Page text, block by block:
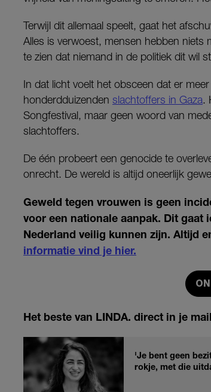
Terwijl dit allemaal speelt, gaat het
Alles is verwoest, mensen hebben niets
te zien dat niemand in de politiek dit wil
In dat licht voelt het obsceen dat er
honderdduizenden slachtoffers in Gaza.
Songfestival, maar geen woord van
slachtoffers.
De één probeert een genocide te
onrecht. De wereld is altijd oneerlijk
Geweld tegen vrouwen is geen
voor een nationale aanpak. Dit gaat
Nederland veilig kunnen zijn. Altijd
informatie vind je hier.
Het beste van LINDA. direct in je
'Je bent geen
rokje, met die